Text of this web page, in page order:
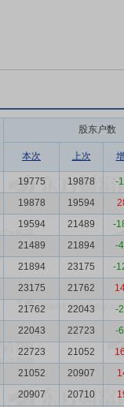
股东户数
本次 上次
19775 19878
-
19878 19594
19594 21489
-
21489 21894
-
21894 23175
-
23175 21762
21762 22043
-
22043 22723
-
22723 21052
21052 20907
20907 20710